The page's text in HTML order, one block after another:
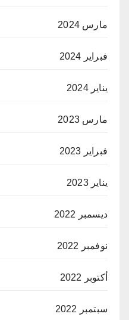
مارس 2024
فبراير 2024
يناير 2024
مارس 2023
فبراير 2023
يناير 2023
ديسمبر 2022
نوفمبر 2022
أكتوبر 2022
سبتمبر 2022